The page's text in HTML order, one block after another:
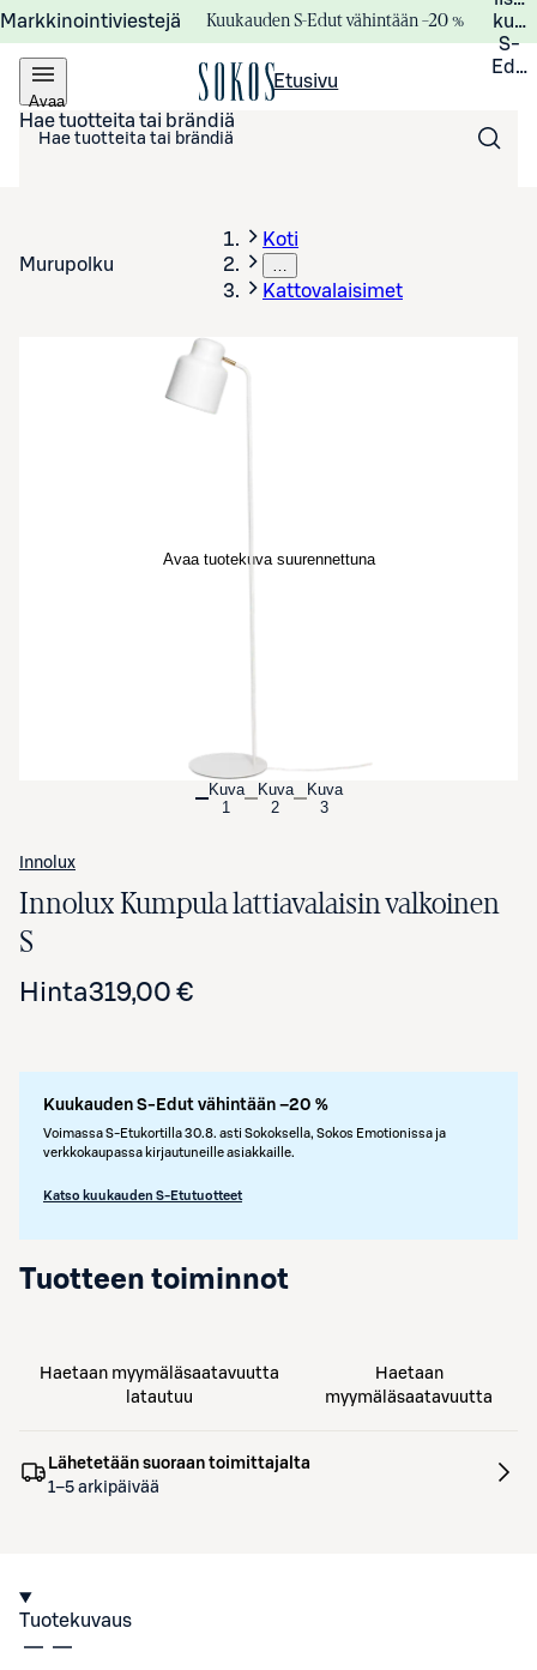
Markkinointiviestejä Kuukauden S-Edut vähintään –20 %
S-
Avaa
valikko
Etusivu
Hae tuotteita tai brändiä
Murupolku
Koti
…
Kattovalaisimet
Avaa tuotekuva suurennettuna
Kuva
1
Kuva
2
Kuva
3
Innolux
Innolux Kumpula lattiavalaisin valkoinen
S
Hinta319,00 €
Kuukauden S-Edut vähintään –20 %
Voimassa S-Etukortilla 30.8. asti Sokoksella, Sokos Emotionissa ja
verkkokaupassa kirjautuneille asiakkaille.
Katso kuukauden S-Etutuotteet
Tuotteen toiminnot
Haetaan myymäläsaatavuutta
latautuu
Haetaan
myymäläsaatavuutta
Lähetetään suoraan toimittajalta
1–5 arkipäivää
Tuotekuvaus